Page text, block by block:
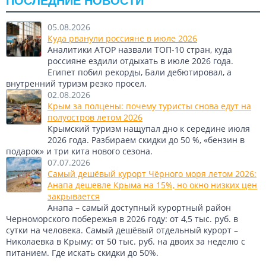
05.08.2026
Куда рванули россияне в июле 2026
Аналитики АТОР назвали ТОП-10 стран, куда
россияне ездили отдыхать в июле 2026 года.
Египет побил рекорды, Бали дебютировал, а
внутренний туризм резко просел.
02.08.2026
Крым за полцены: почему туристы снова едут на
полуостров летом 2026
Крымский туризм нащупал дно к середине июля
2026 года. Разбираем скидки до 50 %, «бензин в
подарок» и три кита нового сезона.
07.07.2026
Самый дешёвый курорт Чёрного моря летом 2026:
Анапа дешевле Крыма на 15%, но окно низких цен
закрывается
Анапа – самый доступный курортный район
Черноморского побережья в 2026 году: от 4,5 тыс. руб. в
сутки на человека. Самый дешёвый отдельный курорт –
Николаевка в Крыму: от 50 тыс. руб. на двоих за неделю с
питанием. Где искать скидки до 50%.